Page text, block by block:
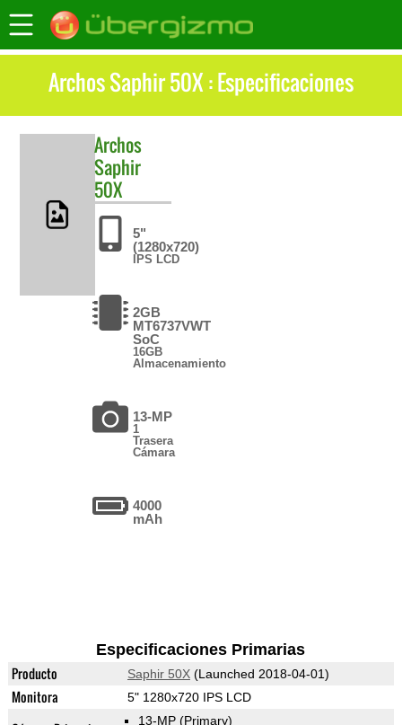
Archos Saphir 50X : Especificaciones
Archos
Saphir
50X
5"
(1280x720)
IPS LCD
2GB
MT6737VWT
SoC
16GB
Almacenamiento
13-MP
1
Trasera
Cámara
4000
mAh
Especificaciones Primarias
Producto Saphir 50X(Launched 2018-04-01)
Monitora 5" 1280x720 IPS LCD
13-MP (Primary)